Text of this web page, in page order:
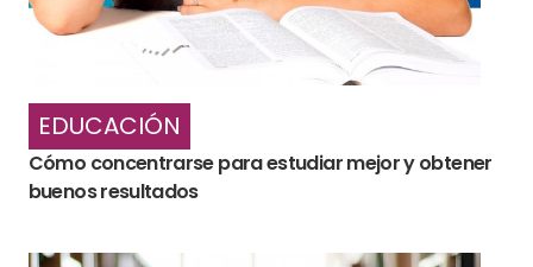
EDUCACIÓN
Cómo concentrarse para estudiar mejor y obtener
buenos resultados